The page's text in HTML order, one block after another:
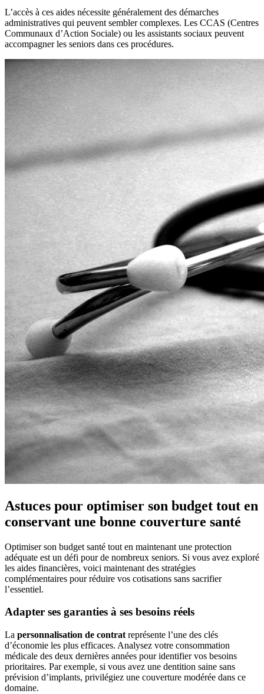
L’accès à ces aides nécessite généralement des démarches
administratives qui peuvent sembler complexes. Les CCAS (Centres
Communaux d’Action Sociale) ou les assistants sociaux peuvent
accompagner les seniors dans ces procédures.
Astuces pour optimiser son budget tout en
conservant une bonne couverture santé
Optimiser son budget santé tout en maintenant une protection
adéquate est un défi pour de nombreux seniors. Si vous avez exploré
les aides financières, voici maintenant des stratégies
complémentaires pour réduire vos cotisations sans sacrifier
l’essentiel.
Adapter ses garanties à ses besoins réels
La personnalisation de contrat représente l’une des clés
d’économie les plus efficaces. Analysez votre consommation
médicale des deux dernières années pour identifier vos besoins
prioritaires. Par exemple, si vous avez une dentition saine sans
prévision d’implants, privilégiez une couverture modérée dans ce
domaine.